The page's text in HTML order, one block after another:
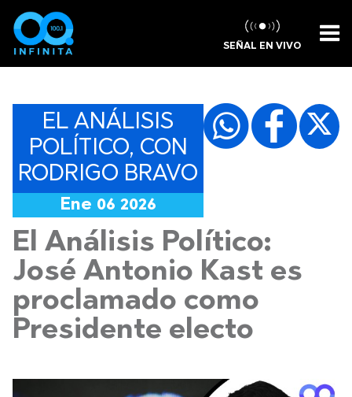
SEÑAL EN VIVO
EL ANÁLISIS
POLÍTICO, CON
RODRIGO BRAVO
Ene 06 2026
El Análisis Político:
José Antonio Kast es
proclamado como
Presidente electo